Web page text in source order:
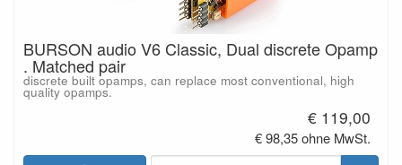
BURSON audio V6 Classic, Dual discrete Opamp
. Matched pair
discrete built opamps, can replace most conventional, high
quality opamps.
€ 119,00
€ 98,35 ohne MwSt.